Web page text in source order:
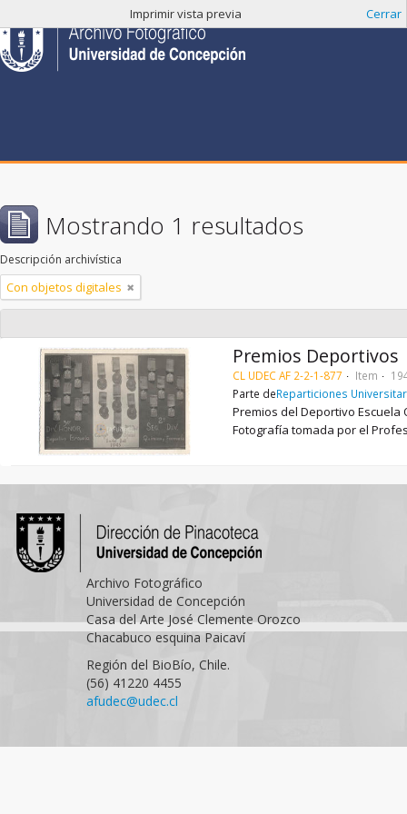
Imprimir vista previa Cerrar
Mostrando 1 resultados
Descripción archivística
Con objetos digitales
Premios Deportivos
CL UDEC AF 2-2-1-877 Item
Parte deReparticiones
Premios del Deportivo Escuela
Fotografía tomada por el
Archivo Fotográfico
Universidad de Concepción
Casa del Arte José Clemente Orozco
Chacabuco esquina Paicaví
Región del BioBío, Chile.
(56) 41220 4455
afudec@udec.cl